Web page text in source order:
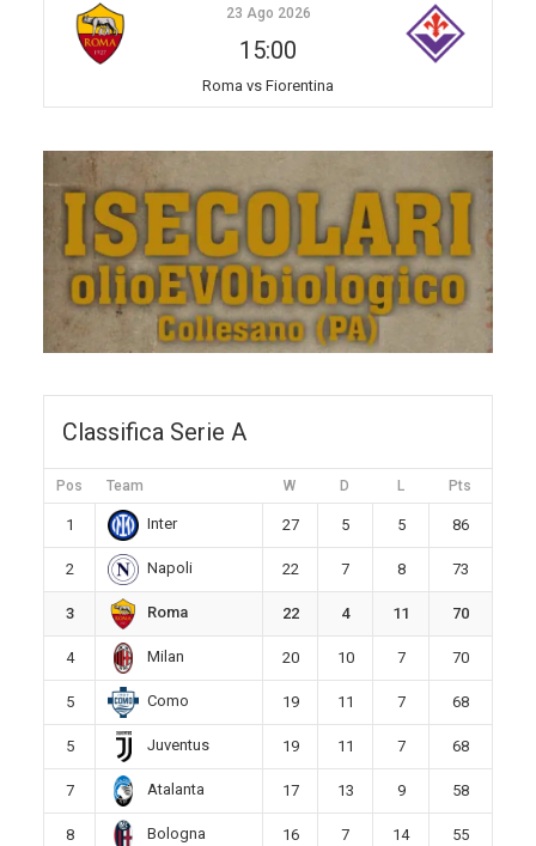
23 Ago 2026
15:00
Roma vs Fiorentina
Classifica Serie A
Pos Team W D L Pts
1 Inter 27 5 5 86
2 Napoli 22 7 8 73
3 Roma 22 4 11 70
4 Milan 20 10 7 70
5 Como 19 11 7 68
5 Juventus 19 11 7 68
7 Atalanta 17 13 9 58
8 Bologna 16 7 14 55